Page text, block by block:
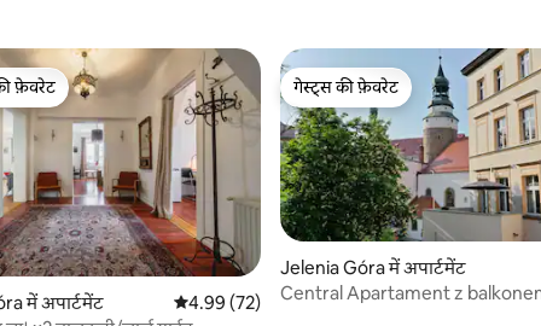
फ़ेवरेट
फ़ेवरेट
में अपार्टमेंट औसत रेटिंग 5 में से 4.99, 72 समीक्षाएँ
4.99 (72)
गेस्ट्स की फ़ेवरेट
गेस्ट्स की फ़ेवरेट
Jelenia Góra में अपार्टमेंट
Central Apartament z